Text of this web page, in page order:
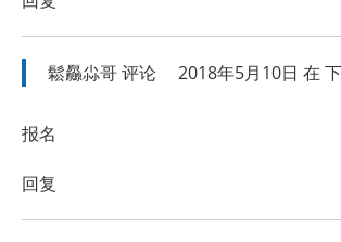
鬆厵尛哥评论 2018年5月10日 在
报名
回复